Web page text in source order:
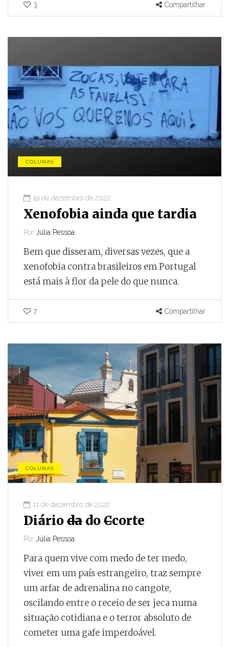
3 Compartilhar
COLUNAS
19 de dezembro de 2022
Xenofobia ainda que tardia
Por Júlia Pessoa
Bem que disseram, diversas vezes, que a
xenofobia contra brasileiros em Portugal
está mais à flor da pele do que nunca.
7 Compartilhar
COLUNAS
11 de dezembro de 2022
Diárioda doCcorte
Por Júlia Pessoa
Para quem vive com medo de ter medo,
viver em um país estrangeiro, traz sempre
um arfar de adrenalina no cangote,
oscilando entre o receio de ser jeca numa
situação cotidiana e o terror absoluto de
cometer uma gafe imperdoável.